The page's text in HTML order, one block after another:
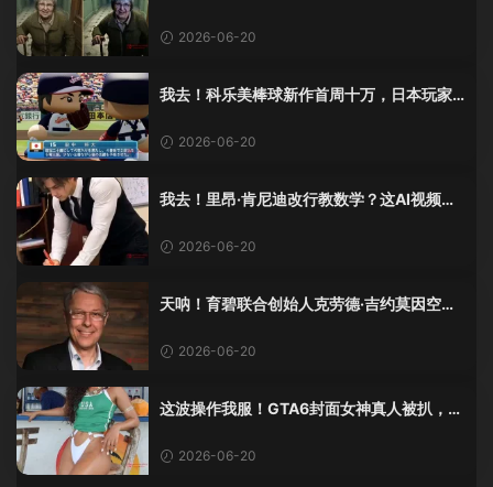
2026-06-20
我去！科乐美棒球新作首周十万，日本玩家
2026-06-20
我去！里昂·肯尼迪改行教数学？这AI视频全
2026-06-20
天呐！育碧联合创始人克劳德·吉约莫因空难
2026-06-20
这波操作我服！GTA6封面女神真人被扒，网
2026-06-20